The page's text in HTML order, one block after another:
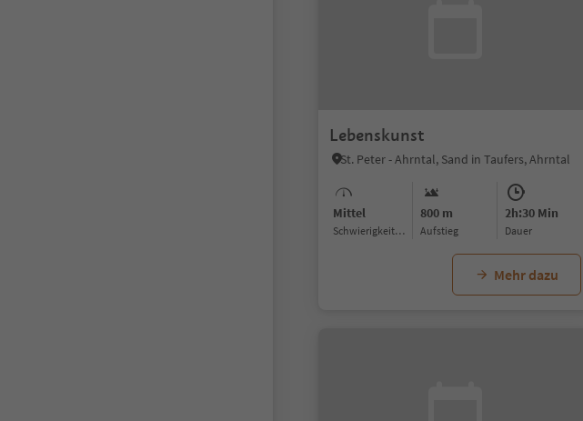
Lebenskunst
St. Peter - Ahrntal, Sand in Taufers, Ahrntal
Mittel
Schwierigkeitsgrad
800 m
Aufstieg
2h:30 Min
Dauer
Mehr dazu